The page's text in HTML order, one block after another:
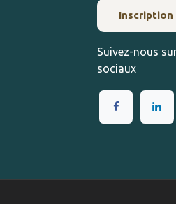
Inscription
Suivez-nous
sociaux